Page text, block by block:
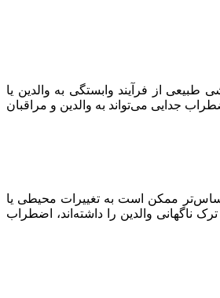
از فرآیند وابستگی به والدین یا
جدایی می‌تواند به والدین و مراقبان
ممکن است به تغییرات محیطی یا
ناگهانی والدین را داشته‌اند، اضطراب